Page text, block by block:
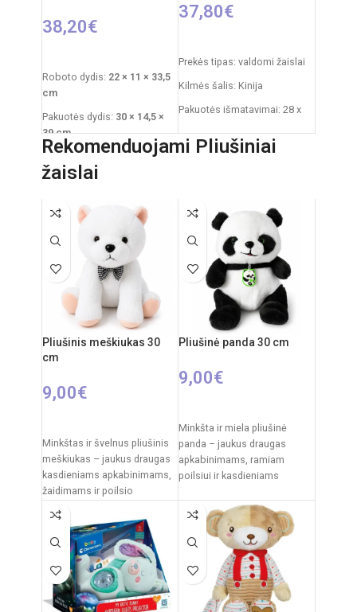
38,20€
Roboto dydis: 22 × 11 × 33,5
cm
Pakuotės dydis: 30 × 14,5 ×
39 cm
Pakuotės svoris:1,5 kg
Medžiaga: plastikas
Komplekte: robotas, valdymo
pultas, ~10 šovinių
Rekomenduojamas amžius:
37,80€
Prekės tipas: valdomi žaislai
Kilmės šalis: Kinija
Pakuotės išmatavimai: 28 x
Dažnis: 2,4 GHz
RC automobilio
akumuliatorius: 3,7V
Rekomenduojamas amžius:
nuo 14 metų
Rekomenduojami Pliušiniai
žaislai
Pliušinis meškiukas 30
cm
9,00€
Minkštas ir švelnus pliušinis
meškiukas – jaukus draugas
kasdieniams apkabinimams,
žaidimams ir poilsio
dizainas su dekoratyviniu
kaspinėliu suteikia
Pliušinė panda 30 cm
9,00€
Minkšta ir miela pliušinė
panda – jaukus draugas
apkabinimams, ramiam
poilsiui ir kasdieniams
baltas pandos dizainas,
švelnus